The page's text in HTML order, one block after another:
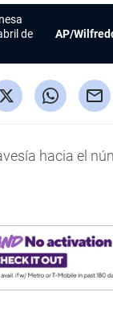
de
AP/
hacia el